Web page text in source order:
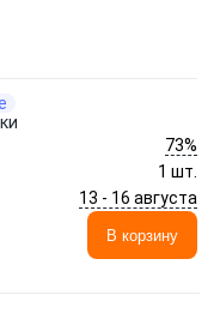
73%
1 шт.
13 - 16 августа
В корзину